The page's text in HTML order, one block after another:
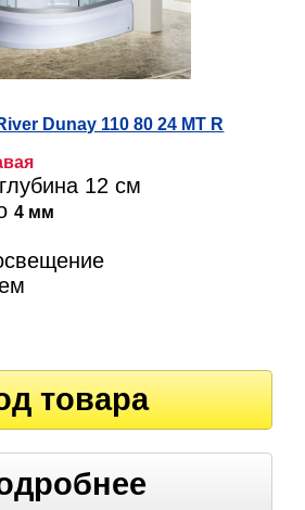
Dunay 110 80 24 MT R
12 см
4 мм
товара